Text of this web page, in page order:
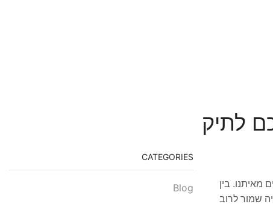
לתיק
מאיתנו. בין
שמור לרוב
CATEGORIES
Blog